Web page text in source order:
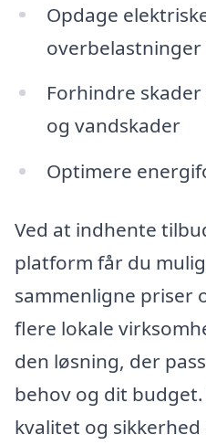
Opdage
Forhindre
og vandskader
Optimere
Ved at indhente
platform får du
sammenligne priser
flere lokale
den løsning, der
behov og dit
kvalitet og